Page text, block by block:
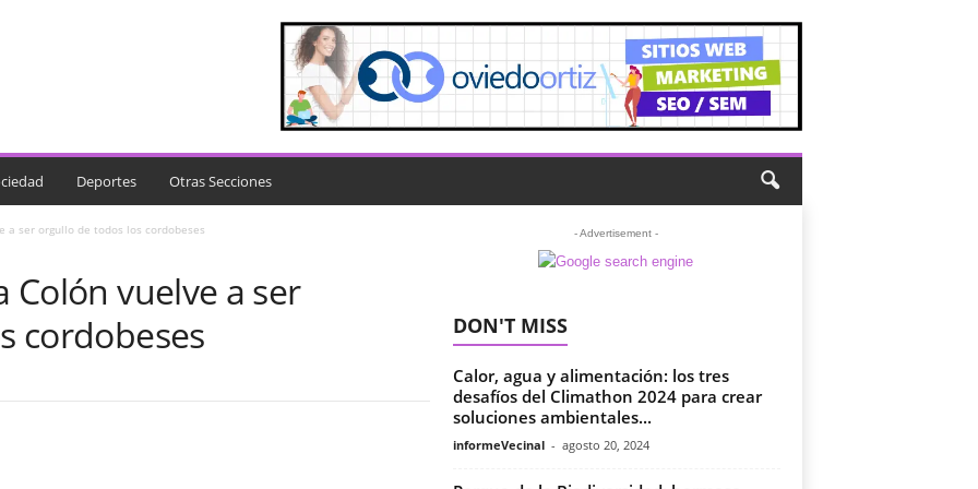
Deportes Otras Secciones
a ser orgullo de todos los cordobeses
Colón vuelve a ser
cordobeses
- Advertisement -
DON'T MISS
Calor, agua y alimentación: los tres
desafíos del Climathon 2024 para crear
soluciones ambientales...
informeVecinal - agosto 20, 2024